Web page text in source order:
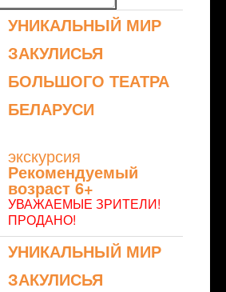
УНИКАЛЬНЫЙ МИР
ЗАКУЛИСЬЯ
БОЛЬШОГО ТЕАТРА
БЕЛАРУСИ
экскурсия
Рекомендуемый
возраст 6+
УВАЖАЕМЫЕ ЗРИТЕЛИ!
ПРОДАНО!
УНИКАЛЬНЫЙ МИР
ЗАКУЛИСЬЯ